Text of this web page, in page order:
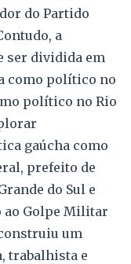
do Partido
a
ser dividida em
como político no
político no Rio
gaúcha como
prefeito de
do Sul e
Golpe Militar
um
trabalhista e